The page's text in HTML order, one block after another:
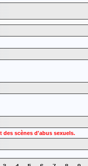
des scènes d'abus sexuels.